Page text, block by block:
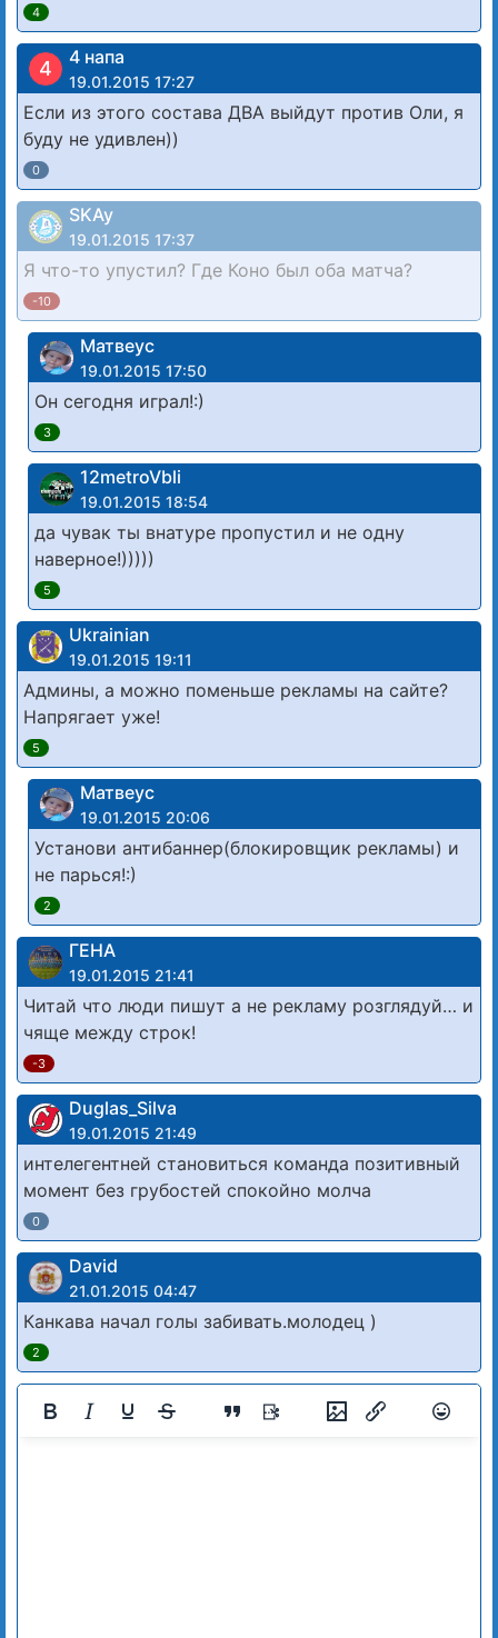
4
4 4 напа
19.01.2015 17:27
Если из этого состава ДВА выйдут против Оли, я
буду не удивлен))
0
SKAy
19.01.2015 17:37
Я что-то упустил? Где Коно был оба матча?
-10
Матвеус
19.01.2015 17:50
Он сегодня играл!:)
3
12metroVbli
19.01.2015 18:54
да чувак ты внатуре пропустил и не одну
наверное!)))))
5
Ukrainian
19.01.2015 19:11
Админы, а можно поменьше рекламы на сайте?
Напрягает уже!
5
Матвеус
19.01.2015 20:06
Установи антибаннер(блокировщик рекламы) и
не парься!:)
2
ГЕНА
19.01.2015 21:41
Читай что люди пишут а не рекламу розглядуй… и
чяще между строк!
-3
Duglas_Silva
19.01.2015 21:49
интелегентней становиться команда позитивный
момент без грубостей спокойно молча
0
David
21.01.2015 04:47
Канкава начал голы забивать.молодец )
2